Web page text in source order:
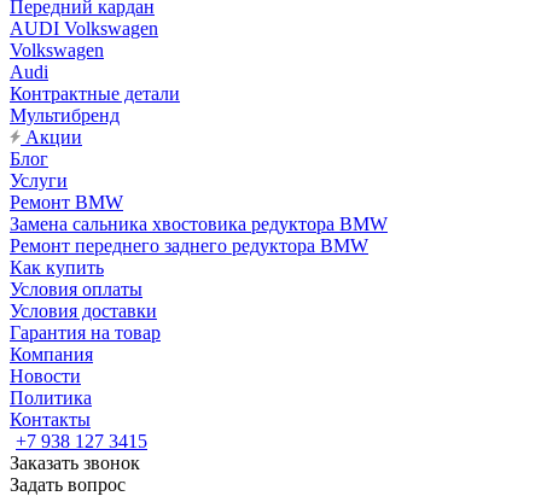
Передний кардан
AUDI Volkswagen
Volkswagen
Audi
Контрактные детали
Мультибренд
Акции
Блог
Услуги
Ремонт BMW
Замена сальника хвостовика редуктора BMW
Ремонт переднего заднего редуктора BMW
Как купить
Условия оплаты
Условия доставки
Гарантия на товар
Компания
Новости
Политика
Контакты
+7 938 127 3415
Заказать звонок
Задать вопрос